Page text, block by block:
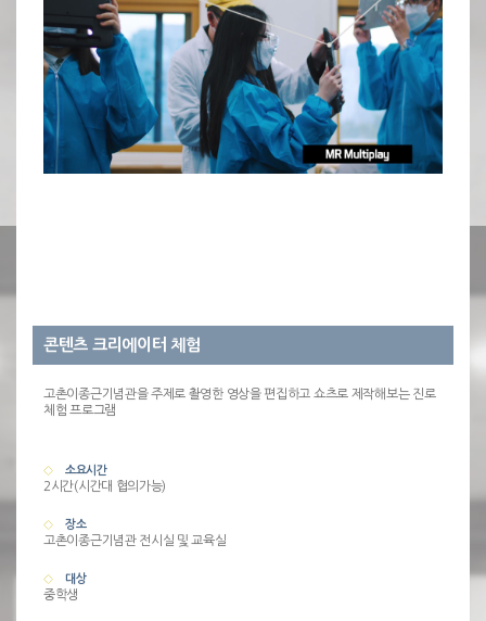
콘텐츠 크리에이터 체험
고촌이종근기념관을 주제로 촬영한 영상을 편집하고 쇼츠로 제작해보는 진로
체험 프로그램
소요시간
2시간(시간대 협의가능)
장소
고촌이종근기념관 전시실 및 교육실
대상
중학생